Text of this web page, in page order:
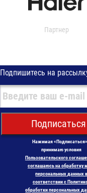
Партнер
Подпишитесь на
Подписаться
Нажимая
принимаю условия
Пользовательского
соглашаюсь на обработку
персональных данных в
соответствии с
обработки персональных